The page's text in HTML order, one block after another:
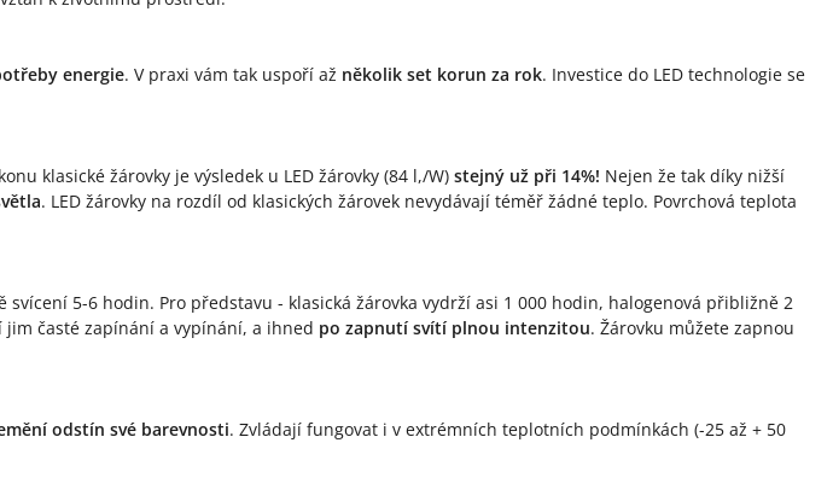
energie. V praxi vám tak uspoří až několik set korun za rok. Investice do LED technologie se
klasické žárovky je výsledek u LED žárovky (84 l,/W) stejný už při 14%! Nejen že tak díky nižší
. LED žárovky na rozdíl od klasických žárovek nevydávají téměř žádné teplo. Povrchová teplota
5-6 hodin. Pro představu - klasická žárovka vydrží asi 1 000 hodin, halogenová přibližně 2
jim časté zapínání a vypínání, a ihned po zapnutí svítí plnou intenzitou. Žárovku můžete zapnou
odstín své barevnosti. Zvládají fungovat i v extrémních teplotních podmínkách (-25 až + 50